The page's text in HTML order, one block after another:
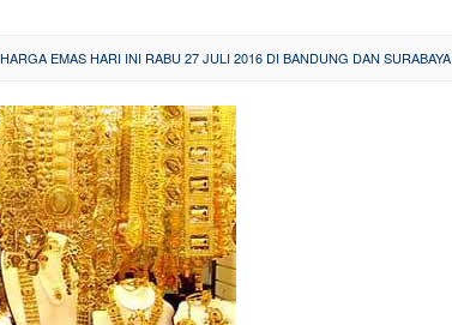
HARGA EMAS HARI INI RABU 27 JULI 2016 DI BANDUNG DAN SURABAYA